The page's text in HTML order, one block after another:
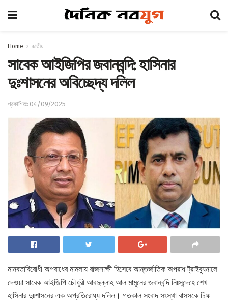
Home জাতীয়
সাবেক আইজিপির জবানবন্দি: হাসিনার
দুঃশাসনের অবিচ্ছেদ্য দলিল
প্রকাশিতঃ 04/09/2025
মানবতাবিরোধী অপরাধের মামলায় রাজসাক্ষী হিসেবে আন্তর্জাতিক অপরাধ ট্রাইব্যুনালে
দেওয়া সাবেক আইজিপি চৌধুরী আবদুল্লাহ আল মামুনের জবানবন্দি নিঃসন্দেহে শেখ
হাসিনার দুঃশাসনের এক অপ্রতিরোধ্য দলিল। গতকাল সংবাদ সংস্থা বাসসকে চিফ